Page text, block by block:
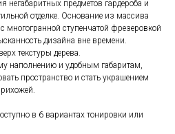
негабаритных предметов гардероба и
отделке. Основание из массива
ступенчатой фрезеровкой
дизайна вне времени.
текстуры дерева.
наполнению и удобным габаритам,
пространство и стать украшением
в 6 вариантах тонировки или